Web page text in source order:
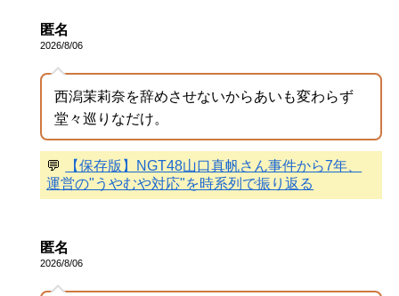
匿名
2026/8/06
西潟茉莉奈を辞めさせないからあいも変わらず
堂々巡りなだけ。
💬
【保存版】NGT48山口真帆さん事件から7年、
運営の"うやむや対応"を時系列で振り返る
匿名
2026/8/06